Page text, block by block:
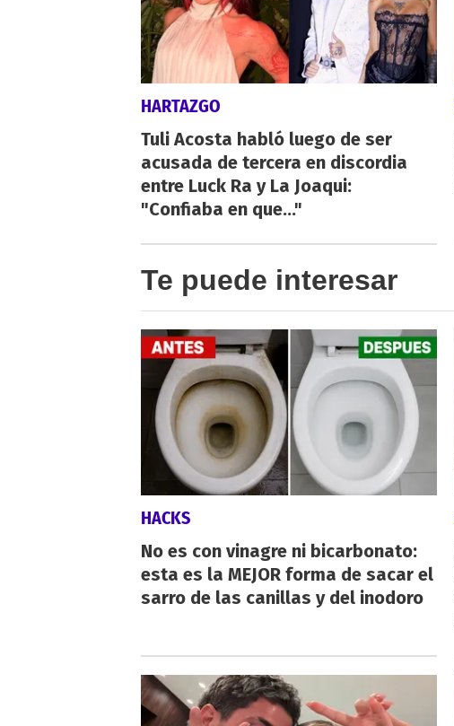
HARTAZGO
Tuli Acosta habló luego de ser
acusada de tercera en discordia
entre Luck Ra y La Joaqui:
"Confiaba en que..."
Te puede interesar
HACKS
No es con vinagre ni bicarbonato:
esta es la MEJOR forma de sacar el
sarro de las canillas y del inodoro